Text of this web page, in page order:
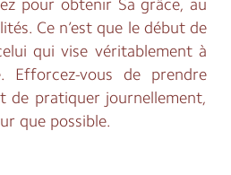
pour obtenir Sa grâce, au
Ce n’est que le début de
qui vise véritablement à
Efforcez-vous de prendre
de pratiquer journellement,
que possible.